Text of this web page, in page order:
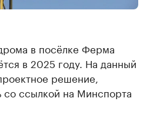
в посёлке Ферма
в 2025 году. На данный
решение,
ссылкой на Минспорта